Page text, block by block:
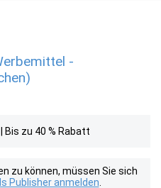
-
Bis zu 40 % Rabatt
zu können, müssen Sie sich
Publisher anmelden